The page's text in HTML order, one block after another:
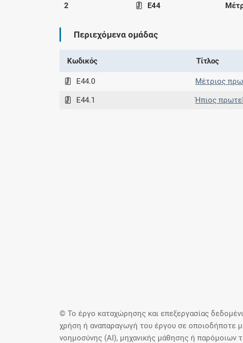
2 E44
Περιεχόμενα ομάδας
Κωδικός Τίτλος
E44.0 Μέτριος
E44.1 Ήπιος
© Το έργο καταχώρησης και επεξεργασίας
χρήση ή αναπαραγωγή του έργου σε οποιοδήποτε
νοημοσύνης (AI), μηχανικής μάθησης ή παρόμοιων